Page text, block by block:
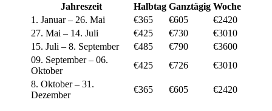
Jahreszeit Halbtag Ganztägig Woche
1. Januar – 26. Mai
€365 €605
€2420
27. Mai – 14. Juli
€425 €730
€3010
15. Juli – 8. September
€485 €790
€3600
09. September – 06.
Oktober
€425 €726
€3010
8. Oktober – 31.
Dezember
€365 €605 €2420